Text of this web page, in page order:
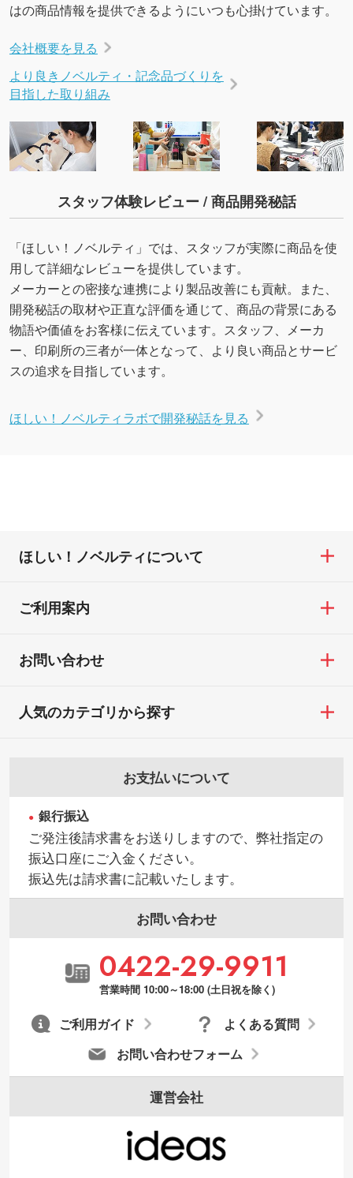
はの商品情報を提供できるようにいつも心掛けています。
会社概要を見る
より良きノベルティ・記念品づくりを
目指した取り組み
スタッフ体験レビュー / 商品開発秘話
「ほしい！ノベルティ」では、スタッフが実際に商品を使
用して詳細なレビューを提供しています。
メーカーとの密接な連携により製品改善にも貢献。また、
開発秘話の取材や正直な評価を通じて、商品の背景にある
物語や価値をお客様に伝えています。スタッフ、メーカ
ー、印刷所の三者が一体となって、より良い商品とサービ
スの追求を目指しています。
ほしい！ノベルティラボで開発秘話を見る
ほしい！ノベルティについて
ご利用案内
お問い合わせ
お支払いについて
銀行振込
ご発注後請求書をお送りしますので、弊社指定の
振込口座にご入金ください。
振込先は請求書に記載いたします。
お問い合わせ
0422-29-9911
営業時間 10:00～18:00 (土日祝を除く)
お問い合わせフォーム
よくある質問
ご利用ガイド
運営会社
人気のカテゴリから探す